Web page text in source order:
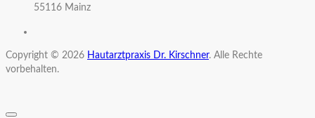
55116 Mainz
Copyright © 2026 Hautarztpraxis Dr. Kirschner. Alle Rechte
vorbehalten.